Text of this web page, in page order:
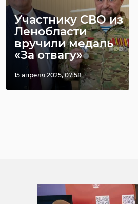
Участнику СВО из
Ленобласти
вручили медаль
«За отвагу»
15 апреля 2025, 07:58